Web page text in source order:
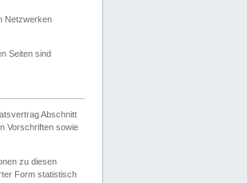
Netzwerken
Seiten sind
Abschnitt
Vorschriften sowie
zu diesen
Form statistisch